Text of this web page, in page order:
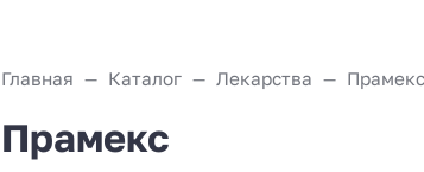
Главная Каталог Лекарства Прамекс
Прамекс